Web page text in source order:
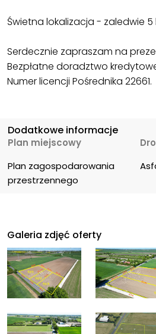
Świetna lokalizacja - zaledwie
Serdecznie zapraszam na
Bezpłatne doradztwo
Numer licencji Pośrednika 22661.
Dodatkowe informacje
Plan miejscowy
Plan zagospodarowania
przestrzennego
Galeria zdjęć oferty